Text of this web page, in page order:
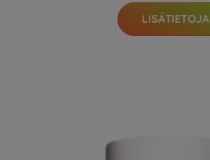
LISÄTIETOJA